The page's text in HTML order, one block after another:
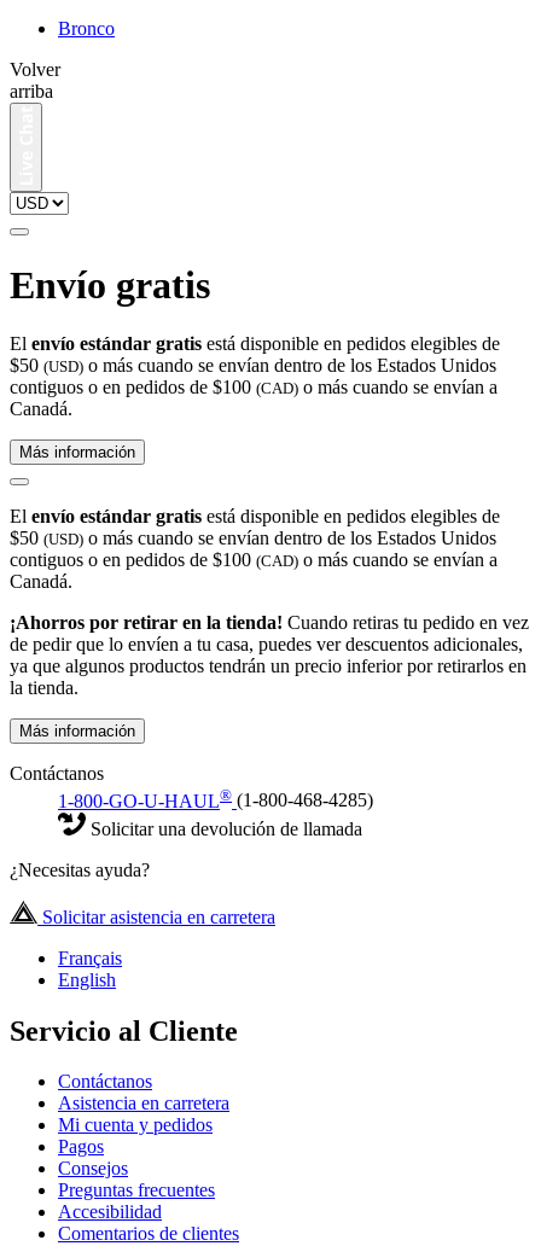
Bronco
Volver
arriba
Envío gratis
El envío estándar gratis está disponible en pedidos elegibles de
$50 (USD) o más cuando se envían dentro de los Estados Unidos
contiguos o en pedidos de $100 (CAD) o más cuando se envían a
Canadá.
Más información
El envío estándar gratis está disponible en pedidos elegibles de
$50 (USD) o más cuando se envían dentro de los Estados Unidos
contiguos o en pedidos de $100 (CAD) o más cuando se envían a
Canadá.
¡Ahorros por retirar en la tienda! Cuando retiras tu pedido en vez
de pedir que lo envíen a tu casa, puedes ver descuentos adicionales,
ya que algunos productos tendrán un precio inferior por retirarlos en
la tienda.
Más información
Contáctanos
1-800-GO-U-HAUL® (1-800-468-4285)
Solicitar una devolución de llamada
¿Necesitas ayuda?
Solicitar asistencia en carretera
Français
English
Servicio al Cliente
Contáctanos
Asistencia en carretera
Mi cuenta y pedidos
Pagos
Consejos
Preguntas frecuentes
Accesibilidad
Comentarios de clientes